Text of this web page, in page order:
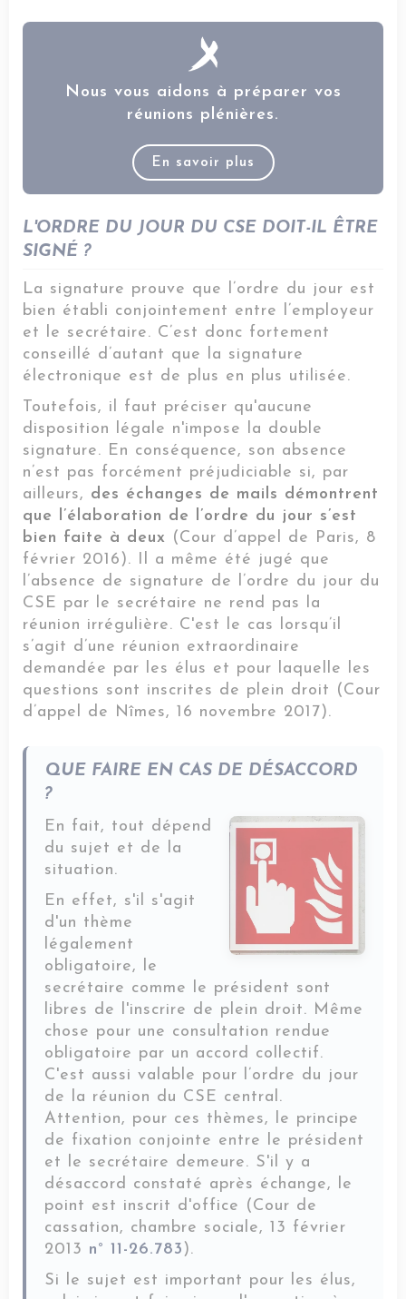
Nous vous aidons à préparer vos
réunions plénières.
En savoir plus
L'ORDRE DU JOUR DU CSE DOIT-IL ÊTRE
SIGNÉ ?
La signature prouve que l’ordre du jour est
bien établi conjointement entre l’employeur
et le secrétaire. C’est donc fortement
conseillé d’autant que la signature
électronique est de plus en plus utilisée.
Toutefois, il faut préciser qu'aucune
disposition légale n'impose la double
signature. En conséquence, son absence
n’est pas forcément préjudiciable si, par
ailleurs, des échanges de mails démontrent
que l’élaboration de l’ordre du jour s’est
bien faite à deux (Cour d’appel de Paris, 8
février 2016). Il a même été jugé que
l’absence de signature de l’ordre du jour du
CSE par le secrétaire ne rend pas la
réunion irrégulière. C'est le cas lorsqu’il
s’agit d’une réunion extraordinaire
demandée par les élus et pour laquelle les
questions sont inscrites de plein droit (Cour
d’appel de Nîmes, 16 novembre 2017).
QUE FAIRE EN CAS DE DÉSACCORD
?
En fait, tout dépend
du sujet et de la
situation.
En effet, s'il s'agit
d'un thème
légalement
obligatoire, le
secrétaire comme le président sont
libres de l'inscrire de plein droit. Même
chose pour une consultation rendue
obligatoire par un accord collectif.
C'est aussi valable pour l’ordre du jour
de la réunion du CSE central.
Attention, pour ces thèmes, le principe
de fixation conjointe entre le président
et le secrétaire demeure. S'il y a
désaccord constaté après échange, le
point est inscrit d'office (Cour de
cassation, chambre sociale, 13 février
2013 n° 11-26.783 ).
Si le sujet est important pour les élus,